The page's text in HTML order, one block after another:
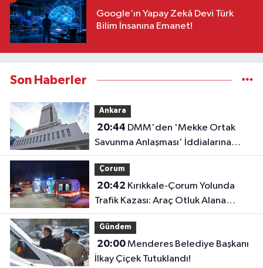
Google’ın Yapay Zekâ Devi Türk
Bilim İnsanına Emanet!
Son Haberler
Ankara
20:44
Savunma Anlaşması' İddialarına
Yalanlama
Çorum
20:42
Trafik Kazası: Araç Otluk Alana
Devrildi, Yaralılar Var!
Gündem
20:00Menderes Belediye Başkanı
İlkay Çiçek Tutuklandı!